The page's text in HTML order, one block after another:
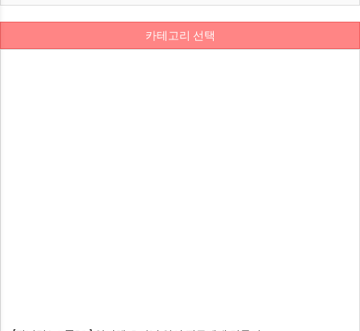
카테고리 선택